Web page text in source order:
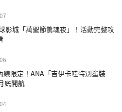
影城「萬聖節驚魂夜」！活動完整攻
線限定！ANA「吉伊卡哇特別塗裝
底開航